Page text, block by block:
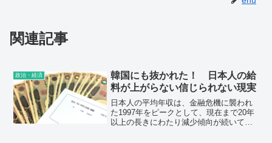
関連記事
政治・経済
韓国にも抜かれた！ 日本人の給
料が上がらない信じられない現実
日本人の平均年収は、金融危機に襲われ
た1997年をピークとして、現在まで20年
以上の長きにわたり減少傾向が続いてい